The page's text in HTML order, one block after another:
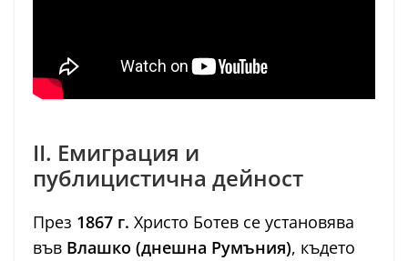
II. Емиграция и
публицистична дейност
През 1867 г. Христо Ботев се установява
във Влашко (днешна Румъния), където